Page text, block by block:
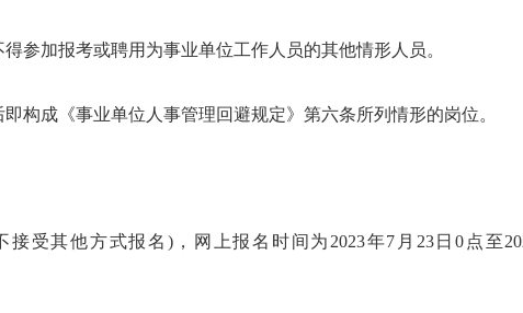
得参加报考或聘用为事业单位工作人员的其他情形人员。
构成《事业单位人事管理回避规定》第六条所列情形的岗位。
接受其他方式报名)，网上报名时间为2023年7月 23日0点至